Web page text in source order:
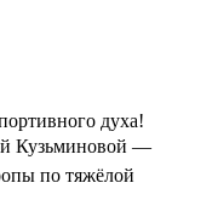
духа!
Кузьминовой —
по тяжёлой